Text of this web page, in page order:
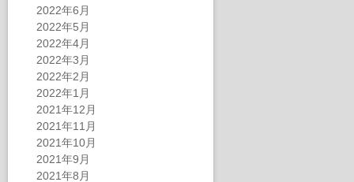
2022年6月
2022年5月
2022年4月
2022年3月
2022年2月
2022年1月
2021年12月
2021年11月
2021年10月
2021年9月
2021年8月